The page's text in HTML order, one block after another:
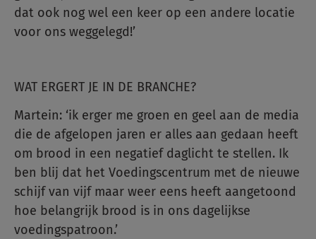
dat ook nog wel een keer op een andere locatie
voor ons weggelegd!’
WAT ERGERT JE IN DE BRANCHE?
Martein: ‘ik erger me groen en geel aan de media
die de afgelopen jaren er alles aan gedaan heeft
om brood in een negatief daglicht te stellen. Ik
ben blij dat het Voedingscentrum met de nieuwe
schijf van vijf maar weer eens heeft aangetoond
hoe belangrijk brood is in ons dagelijkse
voedingspatroon.’